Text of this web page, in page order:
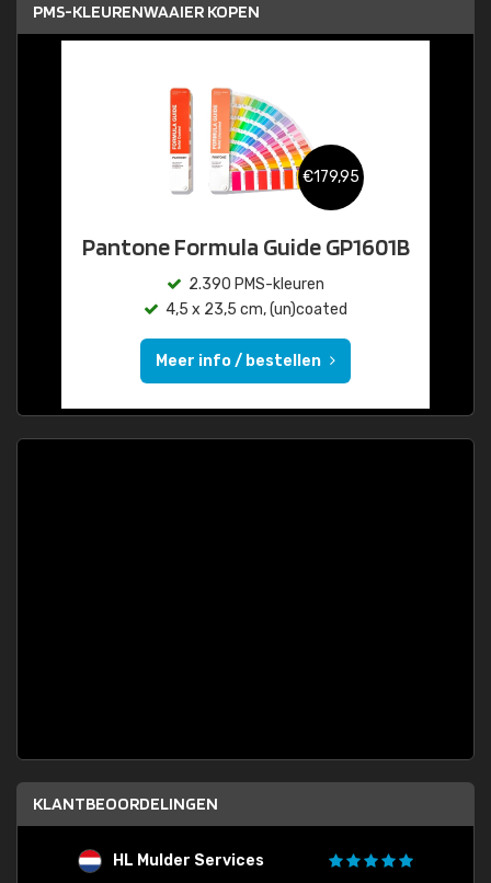
PMS-KLEURENWAAIER KOPEN
€179,95
Pantone Formula Guide GP1601B
2.390 PMS-kleuren
4,5 x 23,5 cm, (un)coated
Meer info / bestellen
KLANTBEOORDELINGEN
HL Mulder Services